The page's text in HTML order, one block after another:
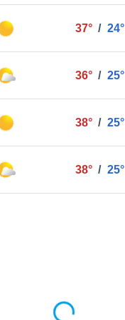
37° / 24°
36° / 25°
38° / 25°
38° / 25°